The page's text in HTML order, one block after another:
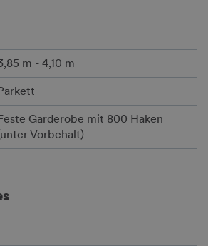
m - 4,10 m
Garderobe mit 800 Haken
Vorbehalt)